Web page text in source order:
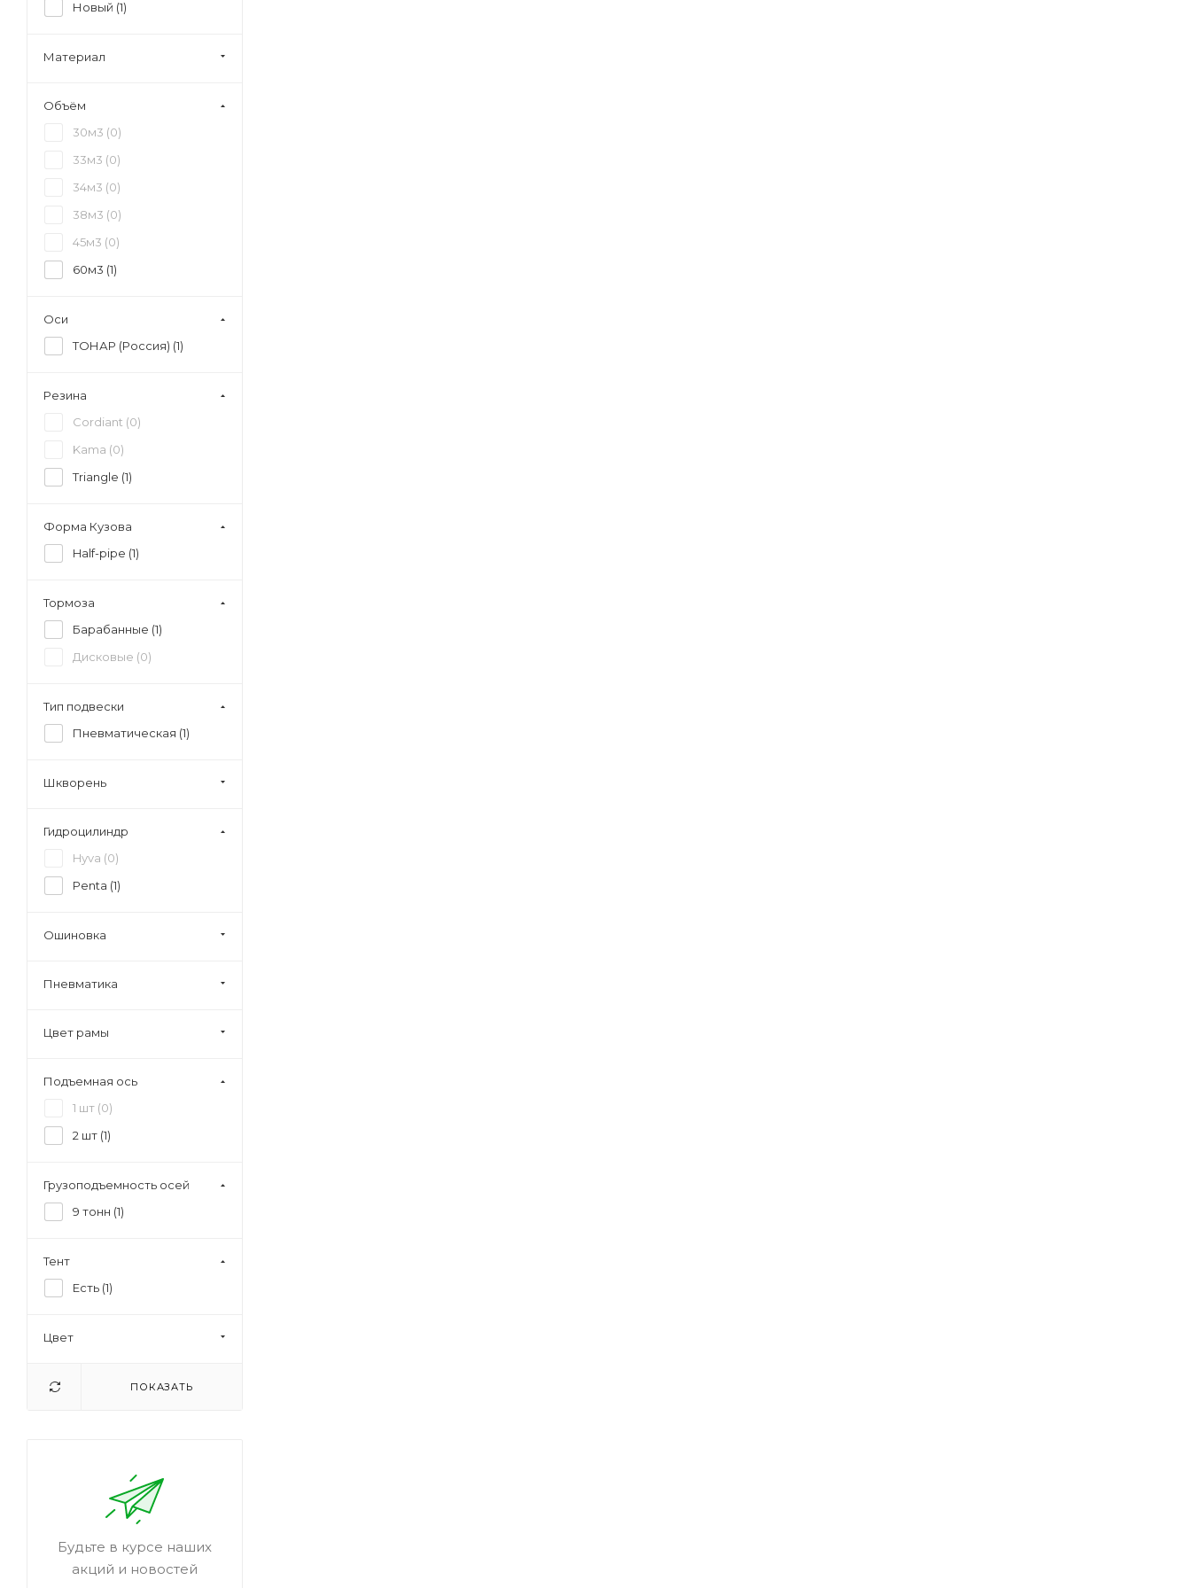
Новый (1)
Материал
Объём
30м3 (0)
33м3 (0)
34м3 (0)
38м3 (0)
45м3 (0)
60м3 (1)
Оси
ТОНАР (Россия) (1)
Резина
Cordiant (0)
Kama (0)
Triangle (1)
Форма Кузова
Half-pipe (1)
Тормоза
Барабанные (1)
Дисковые (0)
Тип подвески
Пневматическая (1)
Шкворень
Гидроцилиндр
Hyva (0)
Penta (1)
Ошиновка
Пневматика
Цвет рамы
Подъемная ось
1 шт (0)
2 шт (1)
Грузоподъемность осей
9 тонн (1)
Тент
Есть (1)
Цвет
ПОКАЗАТЬ
Будьте в курсе наших
акций и новостей